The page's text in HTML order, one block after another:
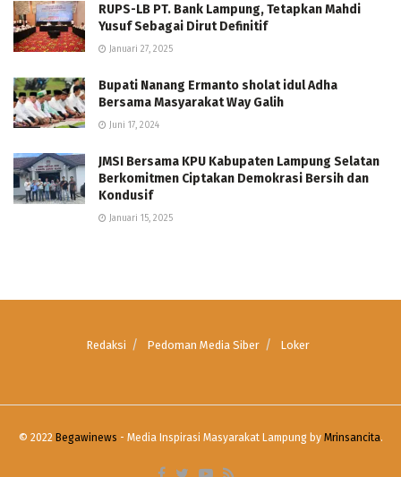
RUPS-LB PT. Bank Lampung, Tetapkan Mahdi
Yusuf Sebagai Dirut Definitif
Januari 27, 2025
Bupati Nanang Ermanto sholat idul Adha
Bersama Masyarakat Way Galih
Juni 17, 2024
JMSI Bersama KPU Kabupaten Lampung Selatan
Berkomitmen Ciptakan Demokrasi Bersih dan
Kondusif
Januari 15, 2025
Redaksi Pedoman Media Siber Loker
© 2022 Begawinews - Media Inspirasi Masyarakat Lampung by Mrinsancita.